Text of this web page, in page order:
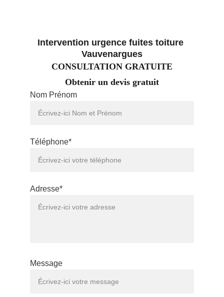
CONSULTATION GRATUITE
Obtenir un devis gratuit
Nom Prénom
Téléphone*
Adresse*
Message
Intervention urgence fuites toiture
Vauvenargues